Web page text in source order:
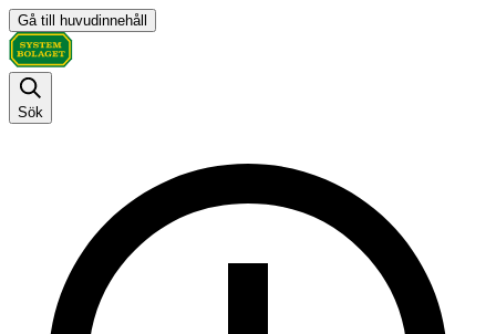
Gå till huvudinnehåll
Sök